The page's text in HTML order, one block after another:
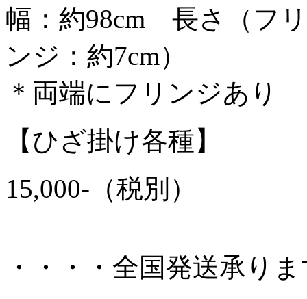
幅：約98cm 長さ（フ
ンジ：約7cm）
＊両端にフリンジあり
【ひざ掛け各種】
15,000-（税別）
・・・・全国発送承り